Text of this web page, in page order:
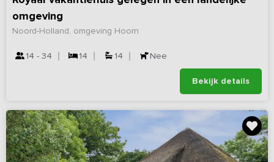
omgeving
Noord-Holland, omgeving Hoorn
14 - 34 14 14 Nee
Bekijk details